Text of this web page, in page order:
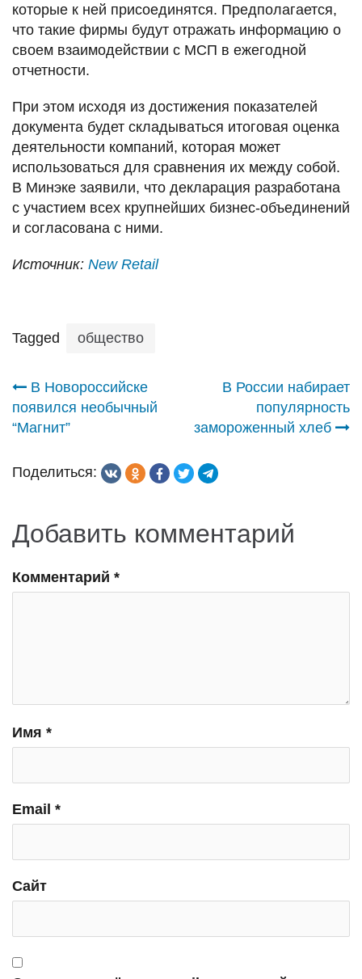
которые к ней присоединятся. Предполагается,
что такие фирмы будут отражать информацию о
своем взаимодействии с МСП в ежегодной
отчетности.
При этом исходя из достижения показателей
документа будет складываться итоговая оценка
деятельности компаний, которая может
использоваться для сравнения их между собой.
В Минэке заявили, что декларация разработана
с участием всех крупнейших бизнес-объединений
и согласована с ними.
Источник: New Retail
Tagged общество
Навигация
по
записям
В Новороссийске
появился необычный
“Магнит”
В России набирает
популярность
замороженный хлеб
Поделиться:
Добавить комментарий
Комментарий *
Имя *
Email *
Сайт